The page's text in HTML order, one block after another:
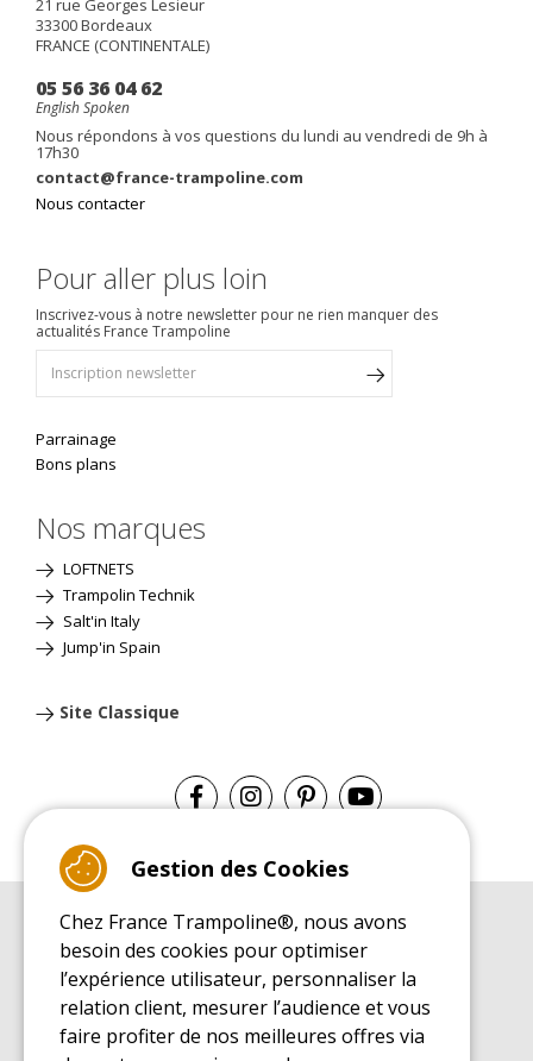
21 rue Georges Lesieur
33300Bordeaux
FRANCE (CONTINENTALE)
05 56 36 04 62
English Spoken
Nous répondons à vos questions du lundi au vendredi de 9h à
17h30
contact@france-trampoline.com
Nous contacter
Pour aller plus loin
Inscrivez-vous à notre newsletter pour ne rien manquer des
actualités France Trampoline
Parrainage
Bons plans
Nos marques
LOFTNETS
Trampolin Technik
Salt'in Italy
Jump'in Spain
Site Classique
Guide d'achat pour les trampolines de loisirs
GUIDE DE MONTAGE
Guide de montage pour les trampolines de loisirs
GUIDE D'ENTRETIEN
Gestion des Cookies
Chez France Trampoline®, nous avons
besoin des cookies pour optimiser
l’expérience utilisateur, personnaliser la
relation client, mesurer l’audience et vous
faire profiter de nos meilleures offres via